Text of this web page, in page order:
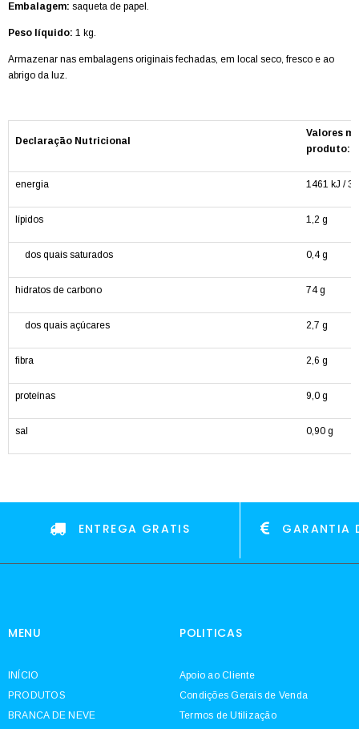
Embalagem: saqueta de papel.
Peso líquido: 1 kg.
Armazenar nas embalagens originais fechadas, em local seco, fresco e ao
abrigo da luz.
Declaração Nutricional
Valores
produto:
energia 1461 kJ /
lípidos 1,2 g
dos quais saturados 0,4 g
hidratos de carbono 74 g
dos quais açúcares 2,7 g
fibra 2,6 g
proteínas 9,0 g
sal 0,90 g
ENTREGA GRATIS GARANTIA
MENU
INÍCIO
PRODUTOS
BRANCA DE NEVE
POLITICAS
Apoio ao Cliente
Condições Gerais de Venda
Termos de Utilização